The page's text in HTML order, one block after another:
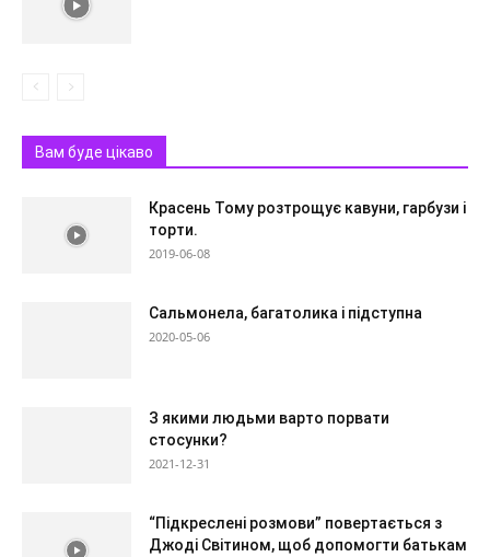
Вам буде цікаво
Красень Тому розтрощує кавуни, гарбузи і
торти.
2019-06-08
Сальмонела, багатолика і підступна
2020-05-06
З якими людьми варто порвати
стосунки?
2021-12-31
“Підкреслені розмови” повертається з
Джоді Світином, щоб допомогти батькам